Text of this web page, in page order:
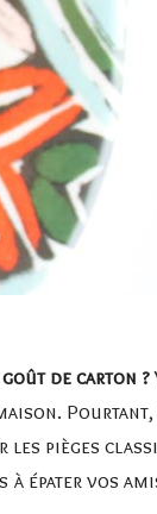
de carton ?
les pièges
épater vos